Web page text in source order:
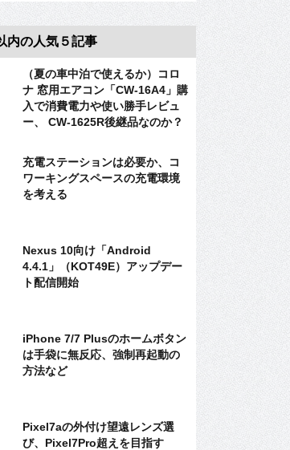
内の人気５記事
（夏の車中泊で使えるか）コロ
ナ 窓用エアコン「CW-16A4」購
入で消費電力や使い勝手レビュ
ー、 CW-1625R後継品なのか？
充電ステーションは必要か、コ
ワーキングスペースの充電環境
を考える
Nexus 10向け「Android
4.4.1」（KOT49E）アップデー
ト配信開始
iPhone 7/7 Plusのホームボタン
は手袋に無反応、強制再起動の
方法など
Pixel7aの外付け望遠レンズ選
び、Pixel7Pro超えを目指す